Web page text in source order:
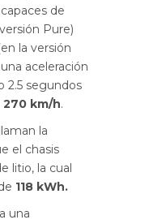
de
Pure)
la versión
aceleración
2.5 segundos
270 km/h.
la
el chasis
litio, la cual
118 kWh.
una